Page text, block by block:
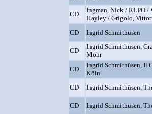
CD
Ingman, Nick / RLPO /
Hayley / Grigolo,
CD Ingrid Schmithüsen
CD
Ingrid Schmithüsen,
Mohr
CD
Ingrid Schmithüsen, Il
Köln
CD
Ingrid Schmithüsen,
CD
Ingrid Schmithüsen,